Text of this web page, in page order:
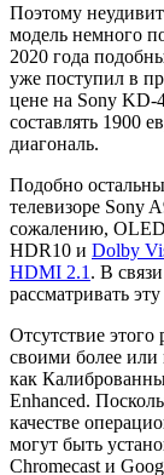
Поэтому
модель немного
2020 года
уже поступил в
цене на Sony KD-
составлять 1900
диагональ.
Подобно
телевизоре Sony
сожалению,
HDR10 и Dolby
HDMI 2.1 . В
рассматривать
Отсутствие этого
своими более
как
Enhanced.
качестве
могут быть
Chromecast и